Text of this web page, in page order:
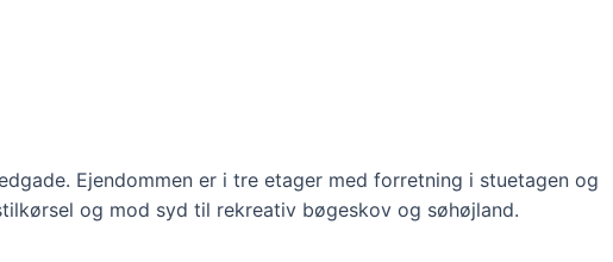
Ejendommen er i tre etager med forretning i stuetagen og
og mod syd til rekreativ bøgeskov og søhøjland.